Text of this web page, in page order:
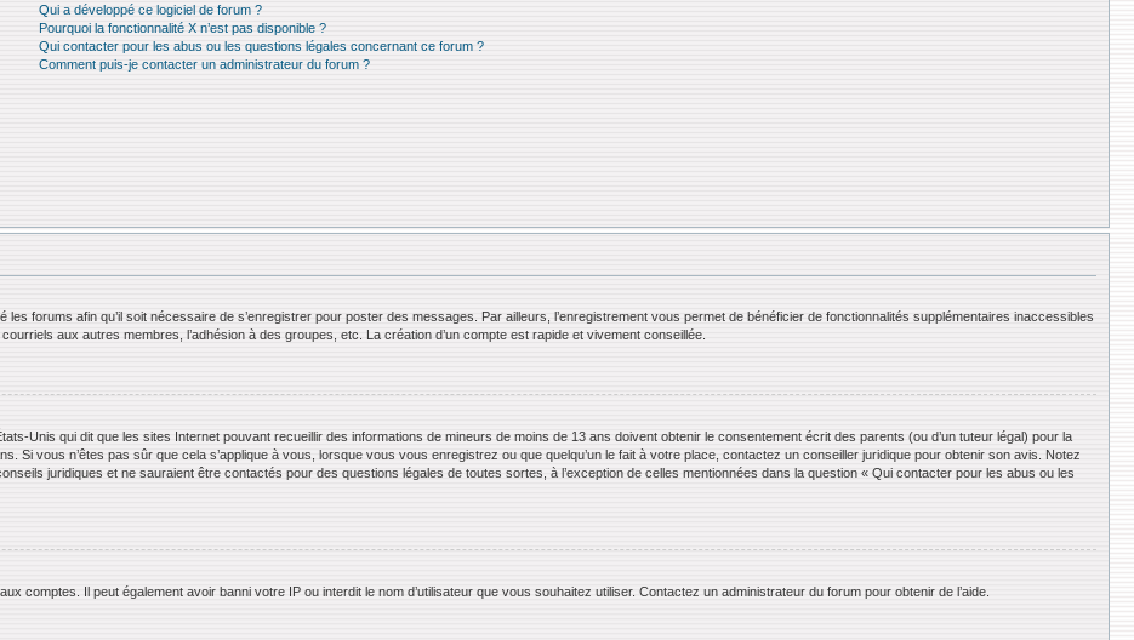
Qui a développé ce logiciel de forum ?
Pourquoi la fonctionnalité X n’est pas disponible ?
Qui contacter pour les abus ou les questions légales concernant ce forum ?
Comment puis-je contacter un administrateur du forum ?
forums afin qu’il soit nécessaire de s’enregistrer pour poster des messages. Par ailleurs, l’enregistrement vous permet de bénéficier de fonctionnalités supplémentaires inaccessibles
aux autres membres, l’adhésion à des groupes, etc. La création d’un compte est rapide et vivement conseillée.
Unis qui dit que les sites Internet pouvant recueillir des informations de mineurs de moins de 13 ans doivent obtenir le consentement écrit des parents (ou d’un tuteur légal) pour la
Si vous n’êtes pas sûr que cela s’applique à vous, lorsque vous vous enregistrez ou que quelqu’un le fait à votre place, contactez un conseiller juridique pour obtenir son avis. Notez
juridiques et ne sauraient être contactés pour des questions légales de toutes sortes, à l’exception de celles mentionnées dans la question « Qui contacter pour les abus ou les
comptes. Il peut également avoir banni votre IP ou interdit le nom d’utilisateur que vous souhaitez utiliser. Contactez un administrateur du forum pour obtenir de l’aide.